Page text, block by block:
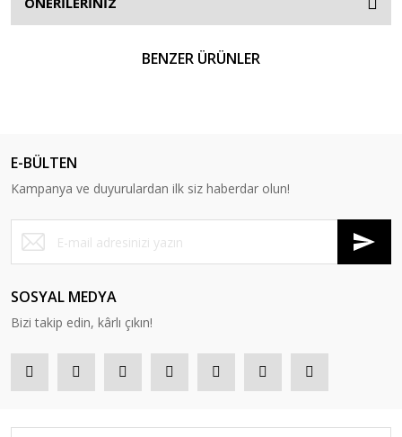
BENZER ÜRÜNLER
E-BÜLTEN
Kampanya ve duyurulardan ilk siz haberdar olun!
SOSYAL MEDYA
Bizi takip edin, kârlı çıkın!